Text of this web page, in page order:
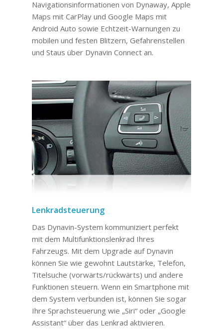
Navigationsinformationen von Dynaway, Apple
Maps mit CarPlay und Google Maps mit
Android Auto sowie Echtzeit-Warnungen zu
mobilen und festen Blitzern, Gefahrenstellen
und Staus über Dynavin Connect an.
Lenkradsteuerung
Das Dynavin-System kommuniziert perfekt
mit dem Multifunktionslenkrad Ihres
Fahrzeugs. Mit dem Upgrade auf Dynavin
können Sie wie gewohnt Lautstärke, Telefon,
Titelsuche (vorwärts/rückwärts) und andere
Funktionen steuern. Wenn ein Smartphone mit
dem System verbunden ist, können Sie sogar
Ihre Sprachsteuerung wie „Siri“ oder „Google
Assistant“ über das Lenkrad aktivieren.